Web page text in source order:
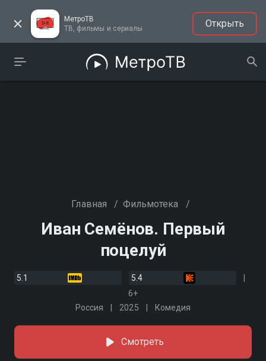
МетроТВ
ТВ, фильмы и сериалы
Открыть
Главная / Фильмотека /
Иван Семёнов. Первый
поцелуй
5.1
5.4
6+
Россия
2025 Комедия
Смотреть